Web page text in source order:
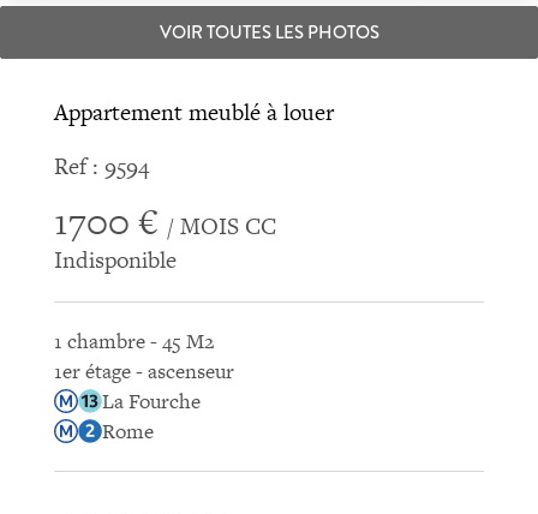
VOIR TOUTES LES PHOTOS
Appartement meublé à louer
Ref : 9594
1700 € / MOIS CC
Indisponible
1 chambre - 45 M2
1er étage - ascenseur
La Fourche
Rome